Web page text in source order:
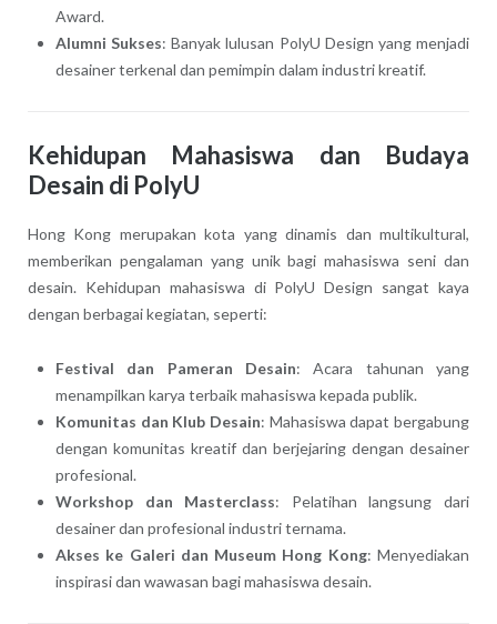
Award.
Alumni Sukses: Banyak lulusan PolyU Design yang menjadi
desainer terkenal dan pemimpin dalam industri kreatif.
Kehidupan Mahasiswa dan Budaya
Desain di PolyU
Hong Kong merupakan kota yang dinamis dan multikultural,
memberikan pengalaman yang unik bagi mahasiswa seni dan
desain. Kehidupan mahasiswa di PolyU Design sangat kaya
dengan berbagai kegiatan, seperti:
Festival dan Pameran Desain: Acara tahunan yang
menampilkan karya terbaik mahasiswa kepada publik.
Komunitas dan Klub Desain: Mahasiswa dapat bergabung
dengan komunitas kreatif dan berjejaring dengan desainer
profesional.
Workshop dan Masterclass: Pelatihan langsung dari
desainer dan profesional industri ternama.
Akses ke Galeri dan Museum Hong Kong: Menyediakan
inspirasi dan wawasan bagi mahasiswa desain.